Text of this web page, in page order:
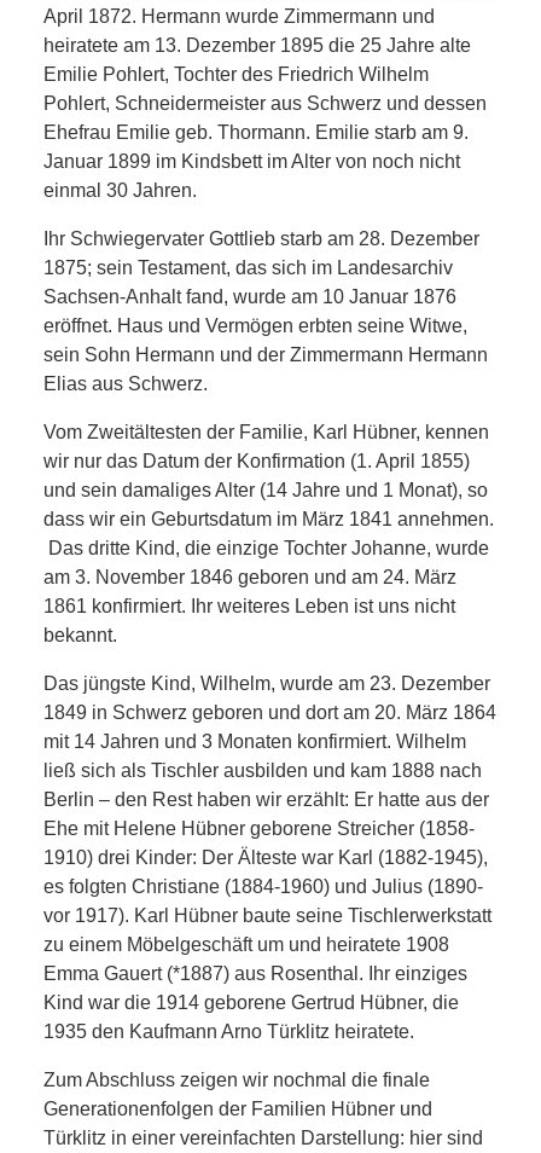
DER
ANDERE
BLICK
SPONSORING
KONTAKT
April 1872. Hermann wurde Zimmermann und
heiratete am 13. Dezember 1895 die 25 Jahre alte
Emilie Pohlert, Tochter des Friedrich Wilhelm
Pohlert, Schneidermeister aus Schwerz und dessen
Ehefrau Emilie geb. Thormann. Emilie starb am 9.
Januar 1899 im Kindsbett im Alter von noch nicht
einmal 30 Jahren.
Ihr Schwiegervater Gottlieb starb am 28. Dezember
1875; sein Testament, das sich im Landesarchiv
Sachsen-Anhalt fand, wurde am 10 Januar 1876
eröffnet. Haus und Vermögen erbten seine Witwe,
sein Sohn Hermann und der Zimmermann Hermann
Elias aus Schwerz.
Vom Zweitältesten der Familie, Karl Hübner, kennen
wir nur das Datum der Konfirmation (1. April 1855)
und sein damaliges Alter (14 Jahre und 1 Monat), so
dass wir ein Geburtsdatum im März 1841 annehmen.
Das dritte Kind, die einzige Tochter Johanne, wurde
am 3. November 1846 geboren und am 24. März
1861 konfirmiert. Ihr weiteres Leben ist uns nicht
bekannt.
Das jüngste Kind, Wilhelm, wurde am 23. Dezember
1849 in Schwerz geboren und dort am 20. März 1864
mit 14 Jahren und 3 Monaten konfirmiert. Wilhelm
ließ sich als Tischler ausbilden und kam 1888 nach
Berlin – den Rest haben wir erzählt: Er hatte aus der
Ehe mit Helene Hübner geborene Streicher (1858-
1910) drei Kinder: Der Älteste war Karl (1882-1945),
es folgten Christiane (1884-1960) und Julius (1890-
vor 1917). Karl Hübner baute seine Tischlerwerkstatt
zu einem Möbelgeschäft um und heiratete 1908
Emma Gauert (*1887) aus Rosenthal. Ihr einziges
Kind war die 1914 geborene Gertrud Hübner, die
1935 den Kaufmann Arno Türklitz heiratete.
Zum Abschluss zeigen wir nochmal die finale
Generationenfolgen der Familien Hübner und
Türklitz in einer vereinfachten Darstellung: hier sind